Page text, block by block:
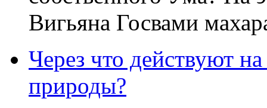
Вигьяна Госвами
Через что действуют
природы?